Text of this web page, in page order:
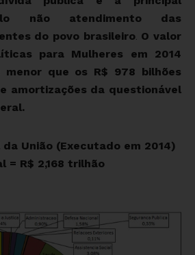
não atendimento das
do povo brasileiro. O valor
para Mulheres em 2014
menor que os R$ 978 bilhões
amortizações da questionável
União (Executado em 2014)
= R$ 2,168 trilhão